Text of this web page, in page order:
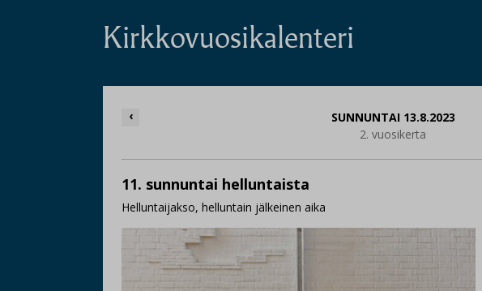
Kirkkovuosikalenteri
‹ SUNNUNTAI 13.8.2023
2. vuosikerta
11. sunnuntai helluntaista
Helluntaijakso, helluntain jälkeinen aika